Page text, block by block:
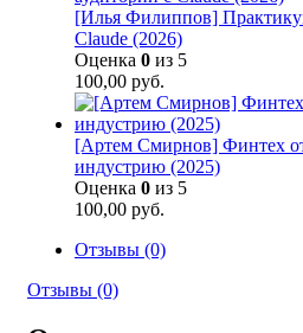
[Илья Филиппов]
Claude (2026)
Оценка 0 из 5
100,00 руб.
[Артем Смирнов] Финтех
индустрию (2025)
Оценка 0 из 5
100,00 руб.
Отзывы (0)
Отзывы (0)